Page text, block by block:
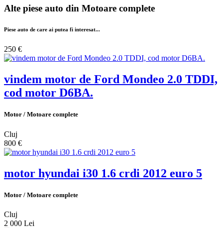
Alte piese auto din Motoare complete
Piese auto de care ai putea fi interesat...
250 €
vindem motor de Ford Mondeo 2.0 TDDI,
cod motor D6BA.
Motor / Motoare complete
Cluj
800 €
motor hyundai i30 1.6 crdi 2012 euro 5
Motor / Motoare complete
Cluj
2 000 Lei